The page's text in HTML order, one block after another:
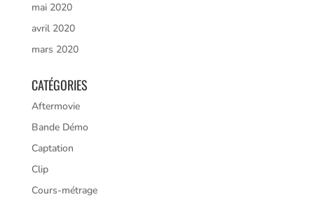
mai 2020
avril 2020
mars 2020
CATÉGORIES
Aftermovie
Bande Démo
Captation
Clip
Cours-métrage